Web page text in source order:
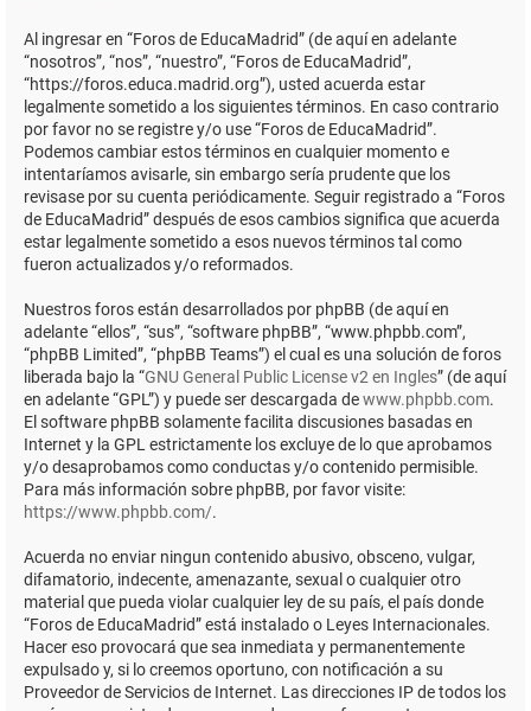
Al ingresar en “Foros de EducaMadrid” (de aquí en adelante
“nosotros”, “nos”, “nuestro”, “Foros de EducaMadrid”,
“https://foros.educa.madrid.org”), usted acuerda estar
legalmente sometido a los siguientes términos. En caso contrario
por favor no se registre y/o use “Foros de EducaMadrid”.
Podemos cambiar estos términos en cualquier momento e
intentaríamos avisarle, sin embargo sería prudente que los
revisase por su cuenta periódicamente. Seguir registrado a “Foros
de EducaMadrid” después de esos cambios significa que acuerda
estar legalmente sometido a esos nuevos términos tal como
fueron actualizados y/o reformados.
Nuestros foros están desarrollados por phpBB (de aquí en
adelante “ellos”, “sus”, “software phpBB”, “www.phpbb.com”,
“phpBB Limited”, “phpBB Teams”) el cual es una solución de foros
liberada bajo la “GNU General Public License v2 en Ingles” (de aquí
en adelante “GPL”) y puede ser descargada dewww.phpbb.com.
El software phpBB solamente facilita discusiones basadas en
Internet y la GPL estrictamente los excluye de lo que aprobamos
y/o desaprobamos como conductas y/o contenido permisible.
Para más información sobre phpBB, por favor visite:
https://www.phpbb.com/.
Acuerda no enviar ningun contenido abusivo, obsceno, vulgar,
difamatorio, indecente, amenazante, sexual o cualquier otro
material que pueda violar cualquier ley de su país, el país donde
“Foros de EducaMadrid” está instalado o Leyes Internacionales.
Hacer eso provocará que sea inmediata y permanentemente
expulsado y, si lo creemos oportuno, con notificación a su
Proveedor de Servicios de Internet. Las direcciones IP de todos los